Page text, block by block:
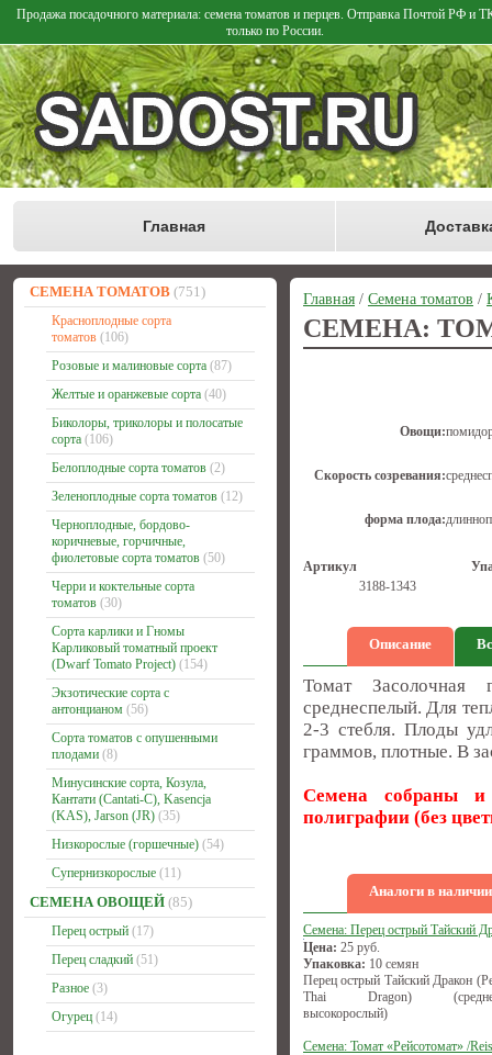
Продажа посадочного материала: семена томатов и перцев. Отправка Почтой РФ и
только по России.
Главная
СЕМЕНА ТОМАТОВ (751)
Красноплодные сорта
томатов (106)
Розовые и малиновые сорта (87)
Желтые и оранжевые сорта (40)
Биколоры, триколоры и полосатые
сорта (106)
Белоплодные сорта томатов (2)
Зеленоплодные сорта томатов (12)
Черноплодные, бордово-
коричневые, горчичные,
фиолетовые сорта томатов (50)
Черри и коктельные сорта
томатов (30)
Сорта карлики и Гномы
Карликовый томатный проект
(Dwarf Tomato Project) (154)
Экзотические сорта с
антонцианом (56)
Сорта томатов с опушенными
плодами (8)
Минусинские сорта, Козула,
Кантати (Cantati-C), Kasencja
(KAS), Jarson (JR) (35)
Низкорослые (горшечные) (54)
Супернизкорослые (11)
СЕМЕНА ОВОЩЕЙ (85)
Перец острый (17)
Перец сладкий (51)
Разное (3)
Огурец (14)
Главная / Семена томатов /
СЕМЕНА:
Овощи:
Скорость созревания:
форма плода:
Артикул
3188-1343
Описание
Томат Засолочная
среднеспелый. Для
2-3 стебля. Плоды
граммов, плотные. В
Семена собраны и
полиграфии (без
Аналоги в
Семена: Перец острый Тайский
Цена: 25 руб.
Упаковка: 10 семян
Перец острый Тайский Дракон
Thai Dragon)
высокорослый)
Семена: Томат «Рейсотомат» /